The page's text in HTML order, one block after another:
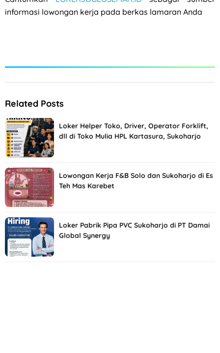
informasi lowongan kerja pada berkas lamaran Anda
Related Posts
Loker Helper Toko, Driver, Operator Forklift,
dll di Toko Mulia HPL Kartasura, Sukoharjo
Lowongan Kerja F&B Solo dan Sukoharjo di Es
Teh Mas Karebet
Loker Pabrik Pipa PVC Sukoharjo di PT Damai
Global Synergy